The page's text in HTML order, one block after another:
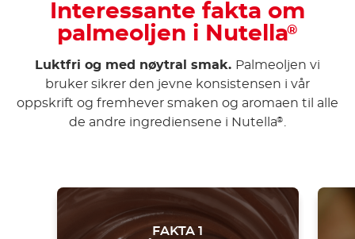
Interessante fakta om
palmeoljen i Nutella®
Luktfri og med nøytral smak. Palmeoljen vi
bruker sikrer den jevne konsistensen i vår
oppskrift og fremhever smaken og aromaen til alle
de andre ingrediensene i Nutella®
FAKTA 1